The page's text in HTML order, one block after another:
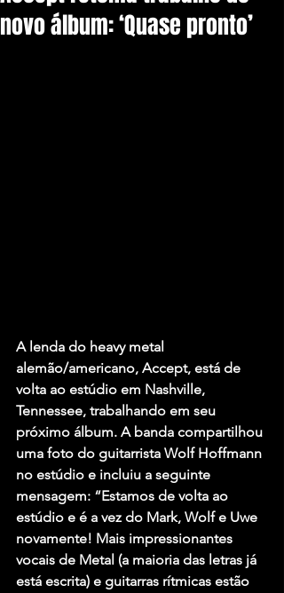
novo álbum: ‘Quase pronto’
A lenda do heavy metal
alemão/americano, Accept, está de
volta ao estúdio em Nashville,
Tennessee, trabalhando em seu
próximo álbum. A banda compartilhou
uma foto do guitarrista Wolf Hoffmann
no estúdio e incluiu a seguinte
mensagem: “Estamos de volta ao
estúdio e é a vez do Mark, Wolf e Uwe
novamente! Mais impressionantes
vocais de Metal (a maioria das letras já
está escrita) e guitarras rítmicas estão